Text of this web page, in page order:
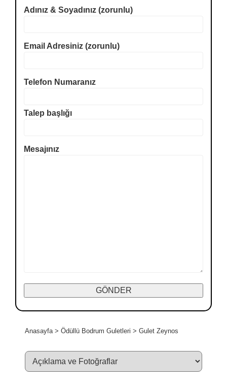
Adınız & Soyadınız (zorunlu)
Email Adresiniz (zorunlu)
Telefon Numaranız
Talep başlığı
Mesajınız
Anasayfa>Ödüllü Bodrum Guletleri>Gulet Zeynos